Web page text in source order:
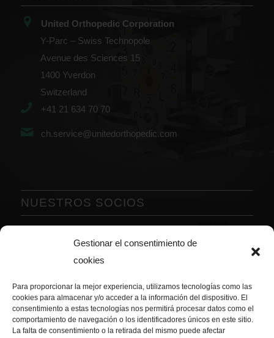
Gestionar el consentimiento de
cookies
Para proporcionar la mejor experiencia, utilizamos tecnologías como las
cookies para almacenar y/o acceder a la información del dispositivo. El
consentimiento a estas tecnologías nos permitirá procesar datos como el
comportamiento de navegación o los identificadores únicos en este sitio.
La falta de consentimiento o la retirada del mismo puede afectar
United Orthopedic Corporation
Y-Parc – Swiss Technopole
Avenue des Sciences 15
1400 Yverdon
Switzerland
+41 21 634 70 70
ch.service@unitedorthopedic.com
NUESTROS SOCIOS